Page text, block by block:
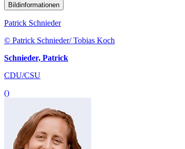
Bildinformationen
Patrick Schnieder
© Patrick Schnieder/ Tobias Koch
Schnieder, Patrick
CDU/CSU
()